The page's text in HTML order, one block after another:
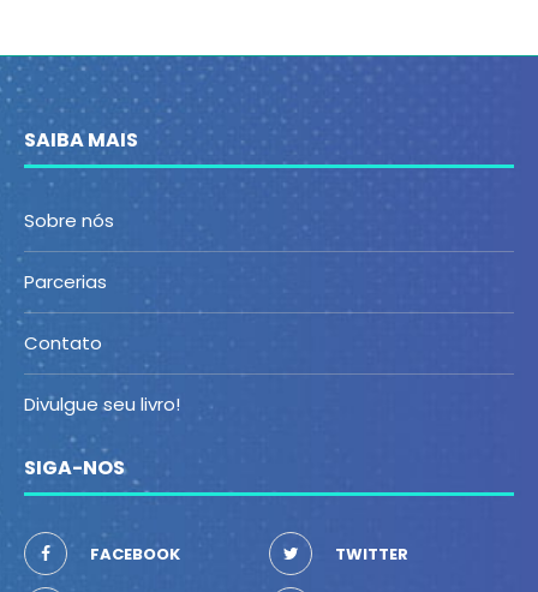
SAIBA MAIS
Sobre nós
Parcerias
Contato
Divulgue seu livro!
SIGA-NOS
FACEBOOK TWITTER